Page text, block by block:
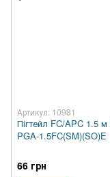
Артикул: 10981
Пігтейл FC/APC 1.5 м
PGA-1.5FC(SM)(SO)E
66 грн